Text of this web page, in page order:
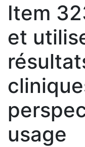
Item
et
usage